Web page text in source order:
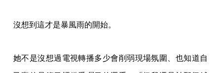
沒想到這才是暴風雨的開始。
她不是沒想過電視轉播多少會削弱現場氛圍、也知道自